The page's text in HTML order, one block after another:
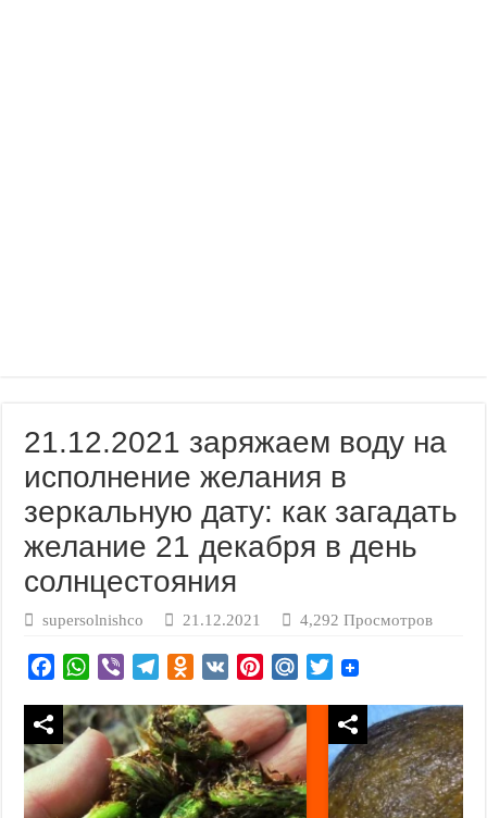
21.12.2021 заряжаем воду на
исполнение желания в
зеркальную дату: как загадать
желание 21 декабря в день
солнцестояния
supersolnishco 21.12.2021 4,292 Просмотров
e
b
o
W
a
t
s
A
V
b
e
r
l
e
g
O
n
o
k
l
V
n
t
e
r
M
i
l
.
R
T
t
t
e